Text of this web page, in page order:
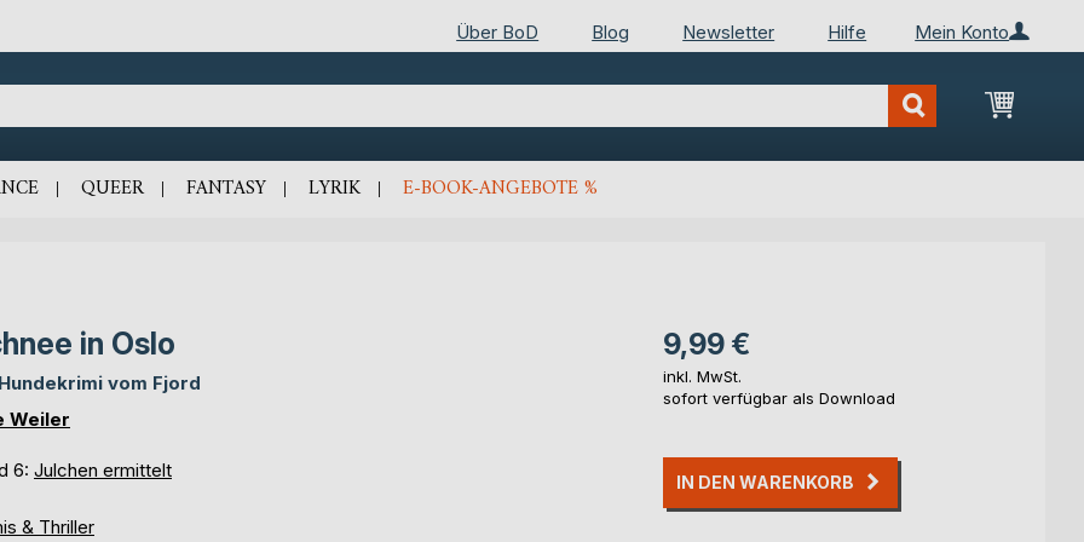
Mein Konto
Über BoD Blog Newsletter Hilfe
Mein
QUEER FANTASY LYRIK E-BOOK-ANGEBOTE %
in Oslo
vom Fjord
Weiler
6: Julchen ermittelt
& Thriller
9,99 €
inkl. MwSt.
sofort verfügbar als Download
IN DEN WARENKORB